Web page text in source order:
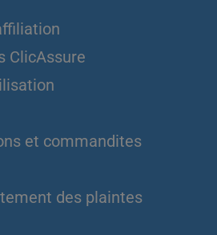
ClicAssure
et commandites
des plaintes